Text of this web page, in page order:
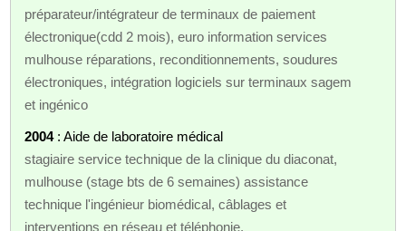
préparateur/intégrateur de terminaux de paiement
électronique(cdd 2 mois), euro information services
mulhouse réparations, reconditionnements, soudures
électroniques, intégration logiciels sur terminaux sagem
et ingénico
2004: Aide de laboratoire médical
stagiaire service technique de la clinique du diaconat,
mulhouse (stage bts de 6 semaines) assistance
technique l'ingénieur biomédical, câblages et
interventions en réseau et téléphonie.